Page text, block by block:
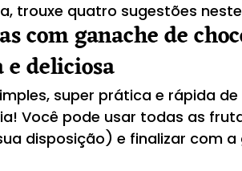
trouxe quatro sugestões
com ganache de
deliciosa
super prática e rápida
Você pode usar todas as
disposição) e finalizar com